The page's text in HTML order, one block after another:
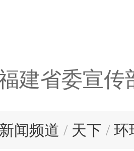
建省委宣传
新闻频道 / 天下 / 环